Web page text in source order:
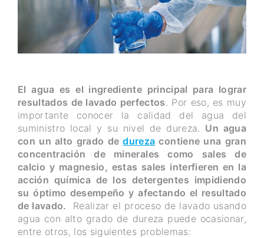
El agua es el ingrediente principal para lograr
resultados de lavado perfectos. Por eso, es muy
importante conocer la calidad del agua del
suministro local y su nivel de dureza. Un agua
con un alto grado dedureza contiene una gran
concentración de minerales como sales de
calcio y magnesio, estas sales interfieren en la
acción química de los detergentes impidiendo
su óptimo desempeño y afectando el resultado
de lavado. Realizar el proceso de lavado usando
agua con alto grado de dureza puede ocasionar,
entre otros, los siguientes problemas: